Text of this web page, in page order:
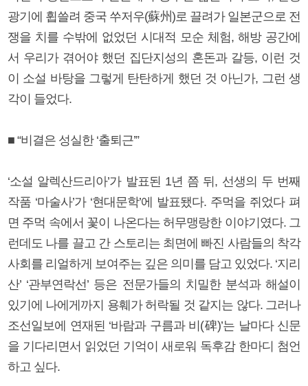
광기에 휩쓸려 중국 쑤저우(蘇州)로 끌려가 일본군으로 전
쟁을 치를 수밖에 없었던 시대적 모순 체험, 해방 공간에
서 우리가 겪어야 했던 집단지성의 혼돈과 갈등, 이런 것
이 소설 바탕을 그렇게 탄탄하게 했던 것 아닌가, 그런 생
각이 들었다.
■ “비결은 성실한 ‘출퇴근’”
‘소설 알렉산드리아’가 발표된 1년 쯤 뒤, 선생의 두 번째
작품 ‘마술사’가 ‘현대문학’에 발표됐다. 주먹을 쥐었다 펴
면 주먹 속에서 꽃이 나온다는 허무맹랑한 이야기였다. 그
런데도 나를 끌고 간 스토리는 최면에 빠진 사람들의 착각
사회를 리얼하게 보여주는 깊은 의미를 담고 있었다. ‘지리
산’ ‘관부연락선’ 등은 전문가들의 치밀한 분석과 해설이
있기에 나에게까지 용훼가 허락될 것 같지는 않다. 그러나
조선일보에 연재된 ‘바람과 구름과 비(碑)’는 날마다 신문
을 기다리면서 읽었던 기억이 새로워 독후감 한마디 첨언
하고 싶다.